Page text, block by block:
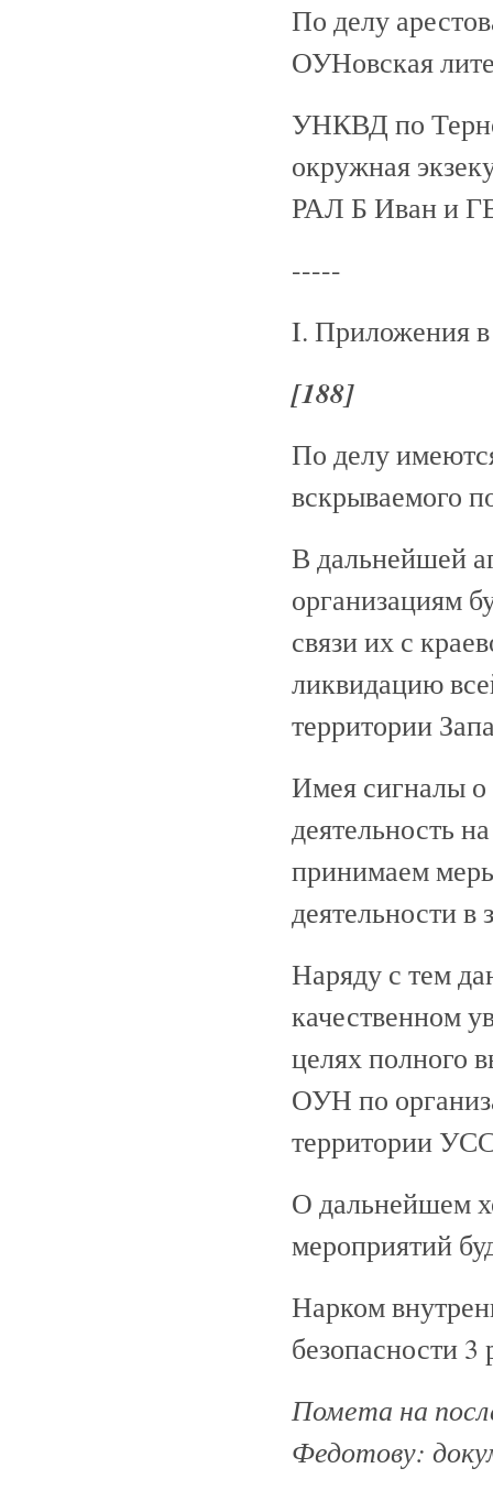
По делу
ОУНовская
УНКВД по
окружная
РАЛ Б Иван и
-----
I. Приложения в
[188]
По делу
вскрываемого
В дальнейшей
организациям
связи их с
ликвидацию
территории
Имея сигналы
деятельность
принимаем
деятельности в
Наряду с тем
качественном
целях полного
ОУН по
территории
О дальнейшем
мероприятий
Нарком
Помета на
Федотову: